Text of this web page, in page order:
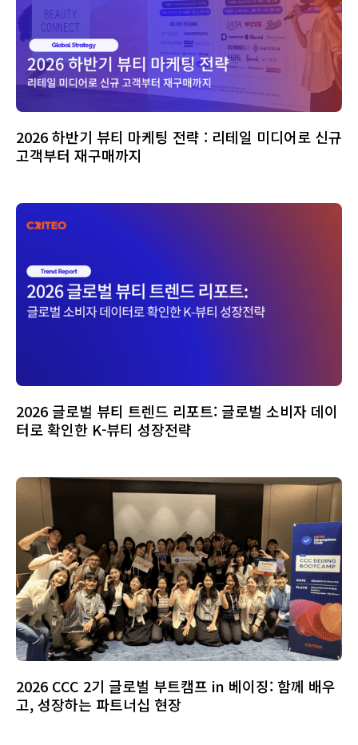
2026 하반기 뷰티 마케팅 전략 : 리테일 미디어로 신규
고객부터 재구매까지
2026 글로벌 뷰티 트렌드 리포트: 글로벌 소비자 데이
터로 확인한 K-뷰티 성장전략
2026 CCC 2기 글로벌 부트캠프 in 베이징: 함께 배우
고, 성장하는 파트너십 현장